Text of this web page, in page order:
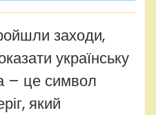
заходи,
українську
– це символ
який